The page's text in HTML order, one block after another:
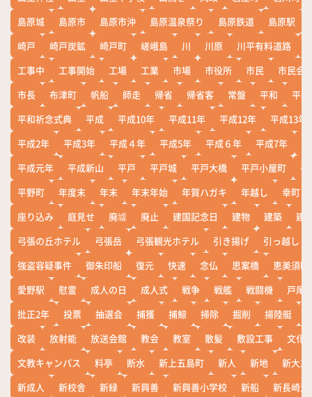
島原城
島原市 島原市沖 島原温泉祭り 島原鉄道 島原駅
崎戸
崎戸炭鉱 崎戸町 嵯峨島 川 川原 川平有料道路
工事中
工事開始 工場 工業 市場 市役所 市民
市民会
市長
布津町 帆船 師走 帰省 帰省客 常盤 平和
平
平和祈念式典
平成 平成10年 平成11年 平成12年
平成13年
平成2年
平成3年 平成４年 平成5年 平成６年 平成7年
平成元年
平成新山 平戸 平戸城 平戸大橋 平戸小屋町
平
平野町
年度末 年末 年末年始 年賀ハガキ 年越し
幸町
座り込み
庭見せ 廃墟 廃止 建国記念日 建物 建築
建
弓張の丘ホテル
弓張岳 弓張観光ホテル 引き揚げ
引っ越し
強盗容疑事件
御朱印船 復元 快速 念仏 思案橋
恵美須町
愛野駅
慰霊 成人の日 成人式 戦争 戦艦 戦闘機
戸尾
批正2年
投票 抽選会 捕獲 捕鯨 掃除 掘削 揚陸艇
改装
放射能 放送会館 教会 教室 散髪 敷設工事
文化
文教キャンパス
料亭 断水 新上五島町 新人 新地
新大工
新成人
新校舎 新緑 新興善 新興善小学校 新船
新長崎漁